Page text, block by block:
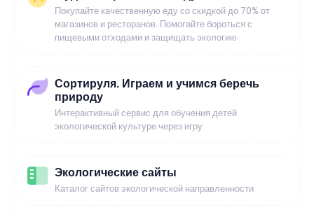
Покупайте качественную еду со скидкой до 70% от
магазинов и ресторанов. Помогайте бороться с
пищевыми отходами и защищать экологию
Сортируля. Играем и учимся беречь
природу
Интерактивный сервис для обучения детей
экологической культуре через игру
Экологические сайты
Каталог сайтов экологической направленности